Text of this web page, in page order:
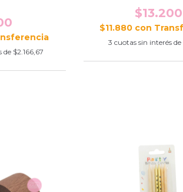
de $2.166,67
$13.200
$11.880 con
3 cuotas sin interés de